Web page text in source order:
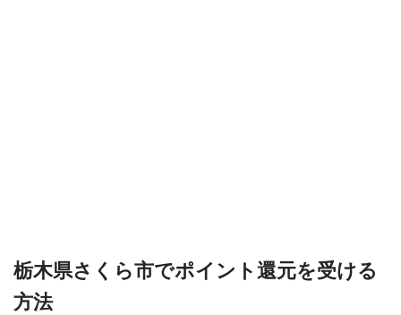
栃木県さくら市でポイント還元を受ける
方法